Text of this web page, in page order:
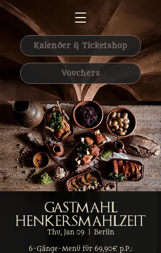
Vouchers
Kalender & Ticketshop
Gastmahl
Henkersmahlzeit
Thu, Jan 09
  |
Berlin
6-Gänge-Menü für 69,90€ p.P.: